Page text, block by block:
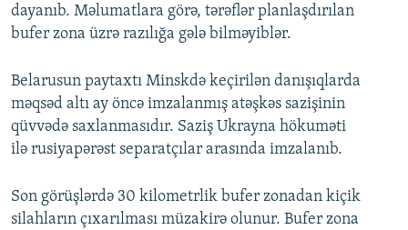
dayanıb. Məlumatlara görə, tərəflər planlaşdırılan
bufer zona üzrə razılığa gələ bilməyiblər.
Belarusun paytaxtı Minskdə keçirilən danışıqlarda
məqsəd altı ay öncə imzalanmış atəşkəs sazişinin
qüvvədə saxlanmasıdır. Saziş Ukrayna hökuməti
ilə rusiyapərəst separatçılar arasında imzalanıb.
Son görüşlərdə 30 kilometrlik bufer zonadan kiçik
silahların çıxarılması müzakirə olunur. Bufer zona